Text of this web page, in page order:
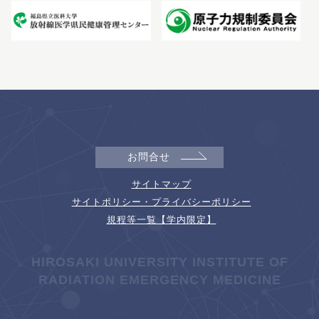
お問合せ
サイトマップ
サイトポリシー・プライバシーポリシー
規程等一覧【学内限定】
HIROSAKI UNIVERSITY INSTITUTE OF
RADIATION EMERGENCY MEDICINE